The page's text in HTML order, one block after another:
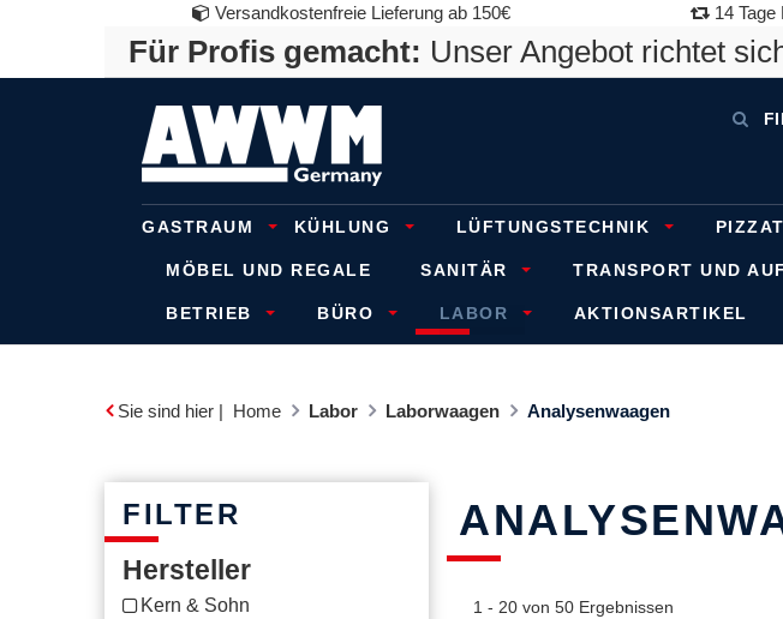
Versandkostenfreie Lieferung ab 150€ 14 Tage
Für Profis gemacht: Unser Angebot richtet
GASTRAUM KÜHLUNG LÜFTUNGSTECHNIK
MÖBEL UND REGALE SANITÄR TRANSPORT UND
BETRIEB BÜRO LABOR AKTIONSARTIKEL
Sie sind hier | Home Labor Laborwaagen Analysenwaagen
FILTER
Hersteller
Kern & Sohn 1 - 20 von 50 Ergebnissen